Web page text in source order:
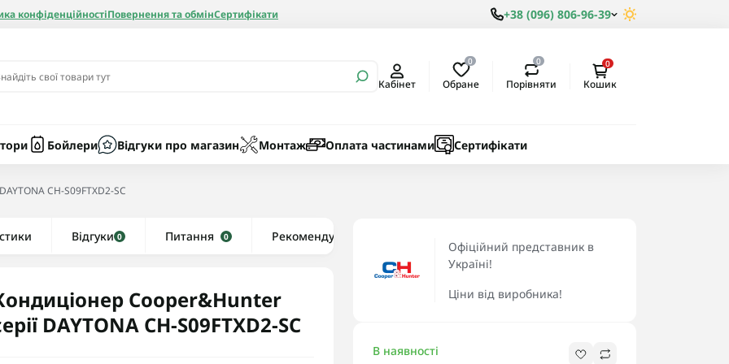
конфіденційностіПовернення та обмінСертифікати +38 (096) 806-96-39
Кабінет
0
Обране
0
Порівняти
0
Кошик
Бойлери Відгуки про магазин Монтаж Оплата частинами Сертифікати
Рушникосушки водяні
Колби
CH-S09FTXD2-SC
Відгуки 0 Питання 0 Рекомендуємо
Cooper&Hunter
DAYTONA CH-S09FTXD2-SC
Офіційний представник в
Україні!
Ціни від виробника!
В наявності